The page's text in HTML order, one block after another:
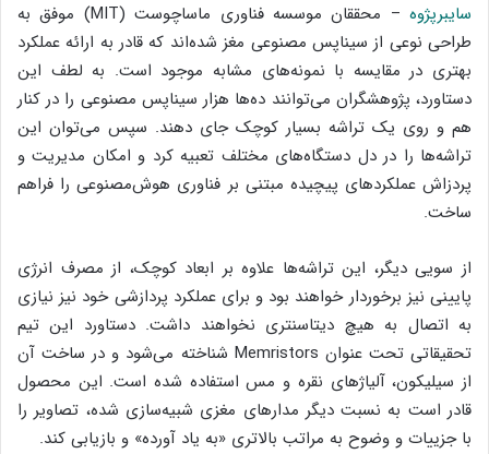
سایبرپژوه
– محققان موسسه فناوری ماساچوست (MIT) موفق به
طراحی نوعی از سیناپس مصنوعی مغز شده‌اند که قادر به ارائه عملکرد
بهتری در مقایسه با نمونه‌های مشابه موجود است. به لطف این
دستاورد، پژوهشگران می‌توانند ده‌ها هزار سیناپس مصنوعی را در کنار
هم و روی یک تراشه بسیار کوچک جای دهند. سپس می‌توان این
تراشه‌ها را در دل دستگاه‌های مختلف تعبیه کرد و امکان مدیریت و
پردزاش عملکردهای پیچیده مبتنی بر فناوری هوش‌مصنوعی را فراهم
ساخت.
از سویی دیگر، این تراشه‌ها علاوه بر ابعاد کوچک، از مصرف انرژی
پایینی نیز برخوردار خواهند بود و برای عملکرد پردازشی خود نیز نیازی
به اتصال به هیچ دیتاسنتری نخواهند داشت. دستاورد این تیم
تحقیقاتی تحت عنوان Memristors شناخته می‌شود و در ساخت آن
از سیلیکون، آلیاژهای نقره و مس استفاده شده است. این محصول
قادر است به نسبت دیگر مدارهای مغزی شبیه‌سازی شده‌، تصاویر را
با جزییات و وضوح به مراتب بالاتری «به یاد آورده» و بازیابی کند.